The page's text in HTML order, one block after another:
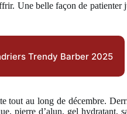
Une belle façon de
Trendy Barber 2025
tout au long de décembre.
pierre d’alun, gel hydratant,